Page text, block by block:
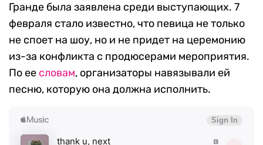
Гранде была заявлена среди выступающих. 7
февраля стало известно, что певица не только
не споет на шоу, но и не придет на церемонию
из-за конфликта с продюсерами мероприятия.
По ее словам, организаторы навязывали ей
песню, которую она должна исполнить.